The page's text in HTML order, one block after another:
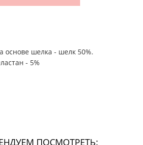
основе шелка - шелк 50%.
- 5%
ПОСМОТРЕТЬ: